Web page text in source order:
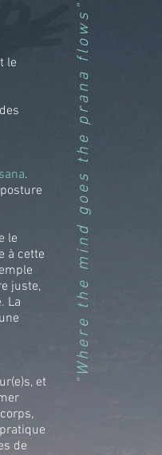
le
.
le
à cette
juste,
La
et
de
"Where the mind goes the prana flows"